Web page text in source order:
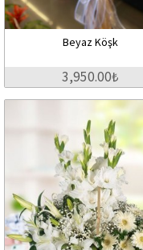
Beyaz Köşk
3,950.00₺